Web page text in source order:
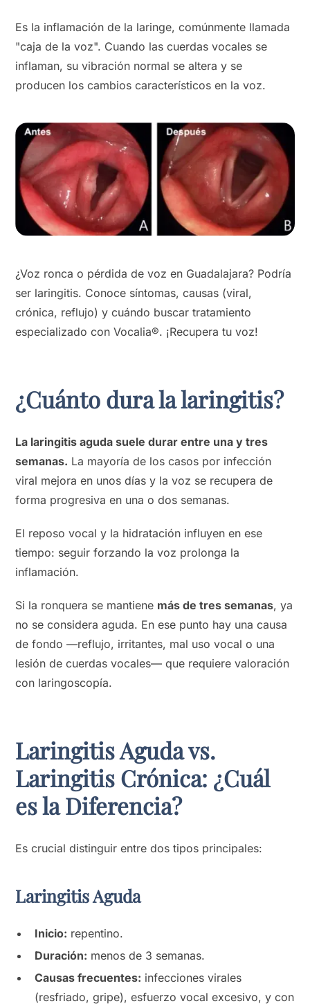
Es la inflamación de la laringe, comúnmente llamada
"caja de la voz". Cuando las cuerdas vocales se
inflaman, su vibración normal se altera y se
producen los cambios característicos en la voz.
¿Voz ronca o pérdida de voz en Guadalajara? Podría
ser laringitis. Conoce síntomas, causas (viral,
crónica, reflujo) y cuándo buscar tratamiento
especializado con Vocalia®. ¡Recupera tu voz!
¿Cuánto dura la laringitis?
La laringitis aguda suele durar entre una y tres
semanas. La mayoría de los casos por infección
viral mejora en unos días y la voz se recupera de
forma progresiva en una o dos semanas.
El reposo vocal y la hidratación influyen en ese
tiempo: seguir forzando la voz prolonga la
inflamación.
Si la ronquera se mantiene más de tres semanas, ya
no se considera aguda. En ese punto hay una causa
de fondo —reflujo, irritantes, mal uso vocal o una
lesión de cuerdas vocales— que requiere valoración
con laringoscopía.
Laringitis Aguda vs.
Laringitis Crónica: ¿Cuál
es la Diferencia?
Es crucial distinguir entre dos tipos principales:
Laringitis Aguda
Inicio: repentino.
Duración: menos de 3 semanas.
Causas frecuentes: infecciones virales
(resfriado, gripe), esfuerzo vocal excesivo, y con